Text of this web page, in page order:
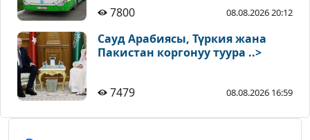
7800 08.08.2026 20:12
Сауд Арабиясы, Түркия жана
Пакистан коргонуу туура ..>
7479 08.08.2026 16:59